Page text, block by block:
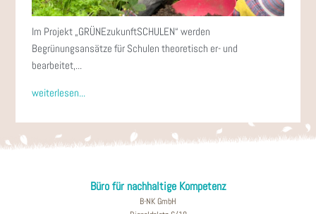
Im Projekt „GRÜNEzukunftSCHULEN“ werden
Begrünungsansätze für Schulen theoretisch er- und
bearbeitet,...
weiterlesen...
Büro für nachhaltige Kompetenz
B-NK GmbH